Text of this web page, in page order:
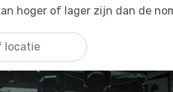
hoger of lager zijn dan de